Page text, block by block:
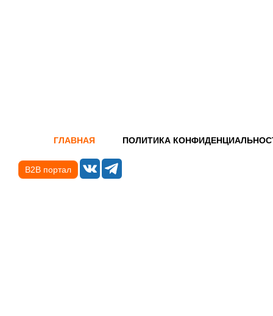
ГЛАВНАЯ ПОЛИТИКА
B2B портал